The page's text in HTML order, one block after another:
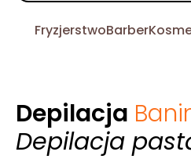
FryzjerstwoBarber
Depilacja
Depilacja